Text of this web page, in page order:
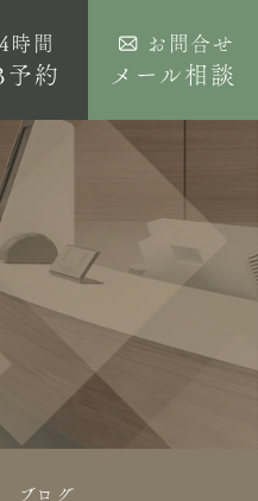
時間
予約
お問合せ
メール相談
ブログ